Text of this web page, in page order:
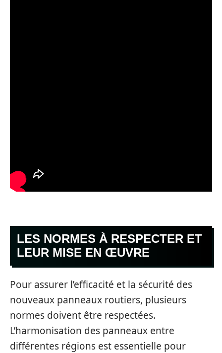
LES NORMES À RESPECTER ET
LEUR MISE EN ŒUVRE
Pour assurer l’efficacité et la sécurité des
nouveaux panneaux routiers, plusieurs
normes doivent être respectées.
L’harmonisation des panneaux entre
différentes régions est essentielle pour